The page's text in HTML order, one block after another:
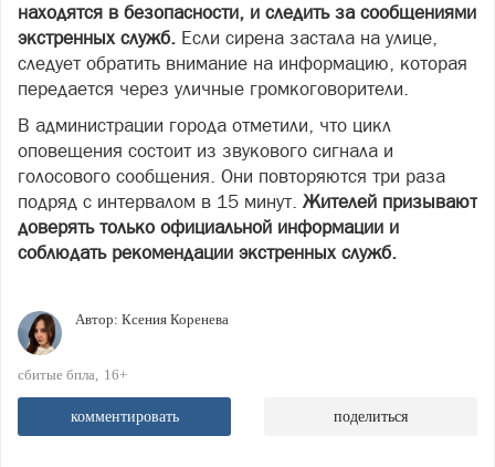
находятся в безопасности, и следить за сообщениями
экстренных служб. Если сирена застала на улице,
следует обратить внимание на информацию, которая
передается через уличные громкоговорители.
В администрации города отметили, что цикл
оповещения состоит из звукового сигнала и
голосового сообщения. Они повторяются три раза
подряд с интервалом в 15 минут. Жителей призывают
доверять только официальной информации и
соблюдать рекомендации экстренных служб.
Автор: Ксения Коренева
сбитые бпла 16+
комментировать поделиться